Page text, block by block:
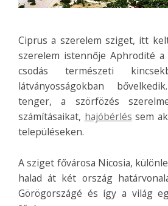
Ciprus a szerelem sziget, itt
szerelem istennője Aphrodité
csodás természeti
látványosságokban
tenger, a szörfözés
számításaikat, hajóbérlés sem
településeken.
A sziget fővárosa Nicosia,
halad át két ország
Görögországé és így a világ